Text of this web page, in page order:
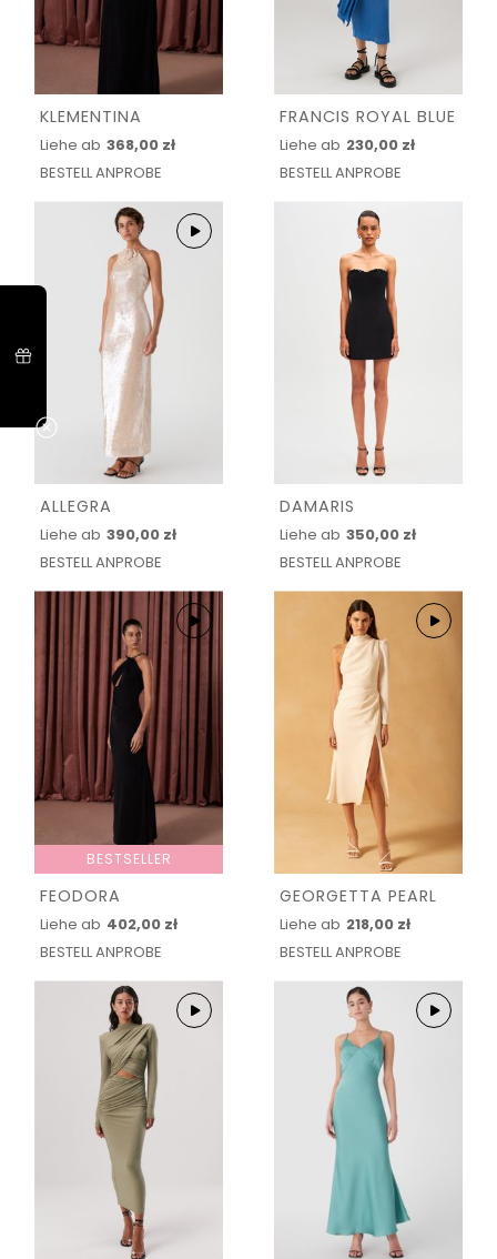
KLEMENTINA
Liehe ab 368,00 zł
BESTELL ANPROBE
FRANCIS ROYAL BLUE
Liehe ab 230,00 zł
BESTELL ANPROBE
ALLEGRA
Liehe ab 390,00 zł
BESTELL ANPROBE
DAMARIS
Liehe ab 350,00 zł
BESTELL ANPROBE
BESTSELLER
FEODORA
Liehe ab 402,00 zł
BESTELL ANPROBE
GEORGETTA PEARL
Liehe ab 218,00 zł
BESTELL ANPROBE